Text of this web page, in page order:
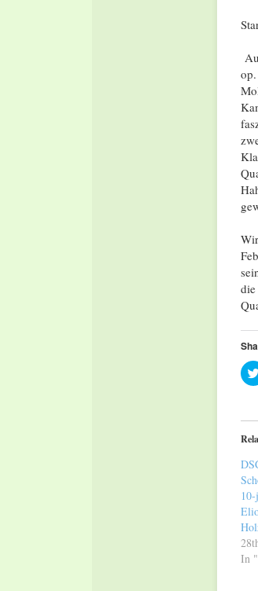
In